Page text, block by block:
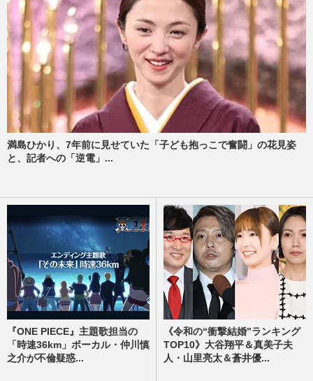
満島ひかり、7年前に見せていた「子ども抱っこで奮闘」の花見姿
と、記者への「逆電」...
『ONE PIECE』主題歌担当の
「時速36km」ボーカル・仲川慎
之介が不倫疑惑...
《令和の“衝撃結婚”ランキング
TOP10》大谷翔平＆真美子夫
人・山里亮太＆蒼井優...